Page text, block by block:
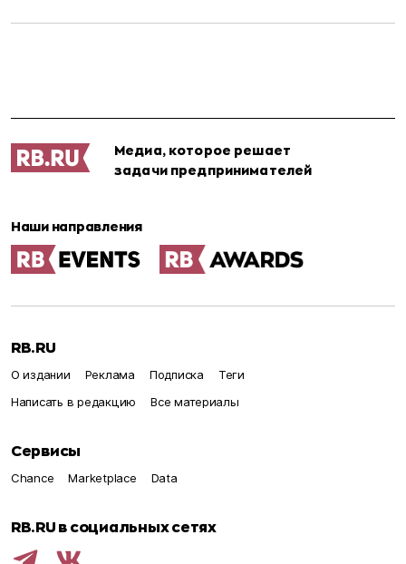
Медиа, которое решает
задачи предпринимателей
Наши направления
RB.RU
О издании Реклама Подписка
Теги
Написать в редакцию
Все материалы
Сервисы
Chance Marketplace Data
RB.RU в социальных сетях